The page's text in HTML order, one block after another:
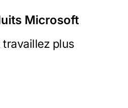
Microsoft
plus